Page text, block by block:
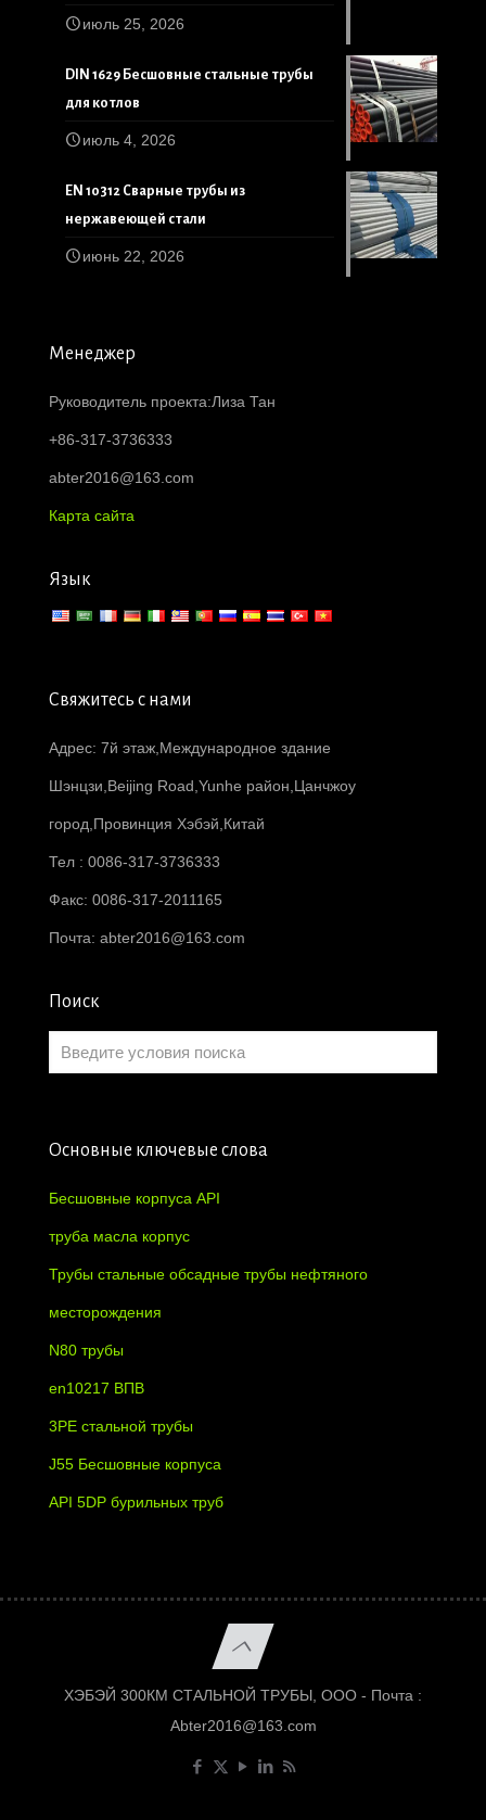
июль 25, 2026
DIN 1629 Бесшовные стальные трубы
для котлов
июль 4, 2026
EN 10312 Сварные трубы из
нержавеющей стали
июнь 22, 2026
Менеджер
Руководитель проекта:Лиза Тан
+86-317-3736333
abter2016@163.com
Карта сайта
Язык
Свяжитесь с нами
Адрес: 7й этаж,Международное здание
Шэнцзи,Beijing Road,Yunhe район,Цанчжоу
город,Провинция Хэбэй,Китай
Тел : 0086-317-3736333
Факс: 0086-317-2011165
Почта: abter2016@163.com
Поиск
Основные ключевые слова
Бесшовные корпуса API
труба масла корпус
Трубы стальные обсадные трубы нефтяного
месторождения
N80 трубы
en10217 ВПВ
3PE стальной трубы
J55 Бесшовные корпуса
API 5DP бурильных труб
ХЭБЭЙ 300КМ СТАЛЬНОЙ ТРУБЫ, ООО - Почта :
Abter2016@163.com